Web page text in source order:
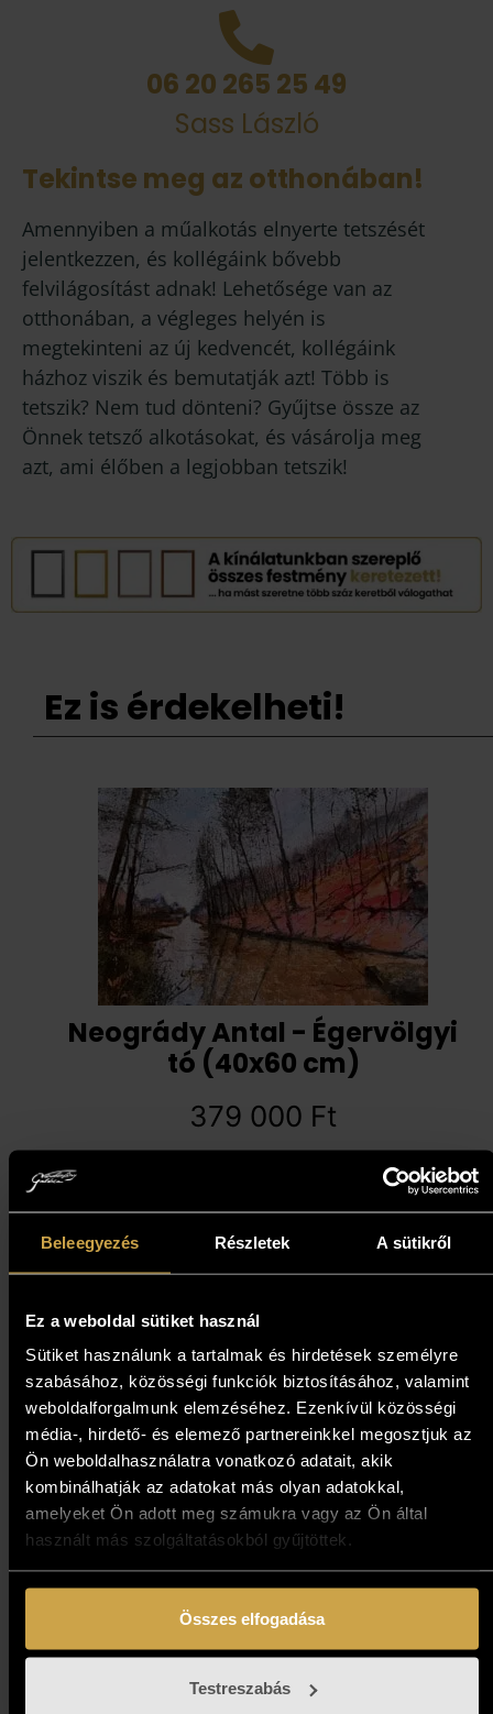
Beleegyezés Részletek A sütikről
Ez a weboldal sütiket használ
Sütiket használunk a tartalmak és hirdetések személyre
szabásához, közösségi funkciók biztosításához, valamint
weboldalforgalmunk elemzéséhez. Ezenkívül közösségi
média-, hirdető- és elemező partnereinkkel megosztjuk az
Ön weboldalhasználatra vonatkozó adatait, akik
kombinálhatják az adatokat más olyan adatokkal,
amelyeket Ön adott meg számukra vagy az Ön által
használt más szolgáltatásokból gyűjtöttek.
Összes elfogadása
Testreszabás
06 20 265 25 49
Sass László
Tekintse meg az otthonában!
Amennyiben a műalkotás elnyerte tetszését
jelentkezzen, és kollégáink bővebb
felvilágosítást adnak! Lehetősége van az
otthonában, a végleges helyén is
megtekinteni az új kedvencét, kollégáink
házhoz viszik és bemutatják azt! Több is
tetszik? Nem tud dönteni? Gyűjtse össze az
Önnek tetsző alkotásokat, és vásárolja meg
azt, ami élőben a legjobban tetszik!
Ez is érdekelheti!
Neogrády Antal - Égervölgyi
tó (40x60 cm)
379 000 Ft
Margittai Papp Gábor - A
vágy szárnyain (80x70 cm)